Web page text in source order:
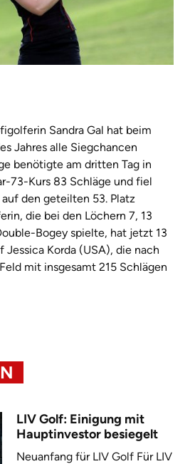
Sandra Gal hat beim
Jahres alle Siegchancen
benötigte am dritten Tag in
73-Kurs 83 Schläge und fiel
den geteilten 53. Platz
die bei den Löchern 7, 13
Bogey spielte, hat jetzt 13
Jessica Korda (USA), die nach
mit insgesamt 215 Schlägen
LIV Golf: Einigung mit
Hauptinvestor besiegelt
Neuanfang für LIV Golf Für LIV